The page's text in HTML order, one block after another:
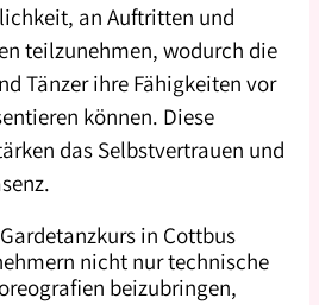
an Auftritten und
teilzunehmen, wodurch die
Tänzer ihre Fähigkeiten vor
können. Diese
das Selbstvertrauen und
in Cottbus
nicht nur technische
beizubringen,